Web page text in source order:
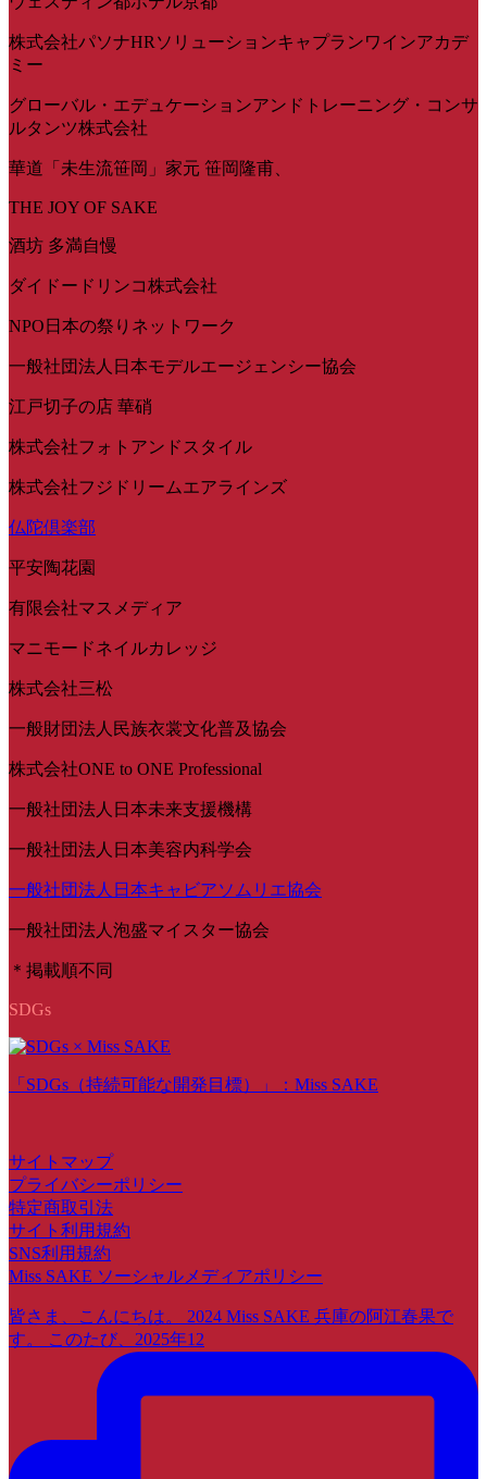
株式会社パソナHRソリューションキャプランワインアカデ
ミー
グローバル・エデュケーションアンドトレーニング・コンサ
ルタンツ株式会社
華道「未生流笹岡」家元 笹岡隆甫、
THE JOY OF SAKE
酒坊 多満自慢
ダイドードリンコ株式会社
NPO日本の祭りネットワーク
一般社団法人日本モデルエージェンシー協会
江戸切子の店 華硝
株式会社フォトアンドスタイル
株式会社フジドリームエアラインズ
仏陀倶楽部
平安陶花園
有限会社マスメディア
マニモードネイルカレッジ
株式会社三松
一般財団法人民族衣裳文化普及協会
株式会社ONE to ONE Professional
一般社団法人日本未来支援機構
一般社団法人日本美容内科学会
一般社団法人日本キャビアソムリエ協会
一般社団法人泡盛マイスター協会
＊掲載順不同
SDGs
「SDGs（持続可能な開発目標）」：Miss SAKE
サイトマップ
プライバシーポリシー
特定商取引法
サイト利用規約
SNS利用規約
Miss SAKE ソーシャルメディアポリシー
皆さま、こんにちは。 2024 Miss SAKE 兵庫の阿江春果で
す。 このたび、2025年12